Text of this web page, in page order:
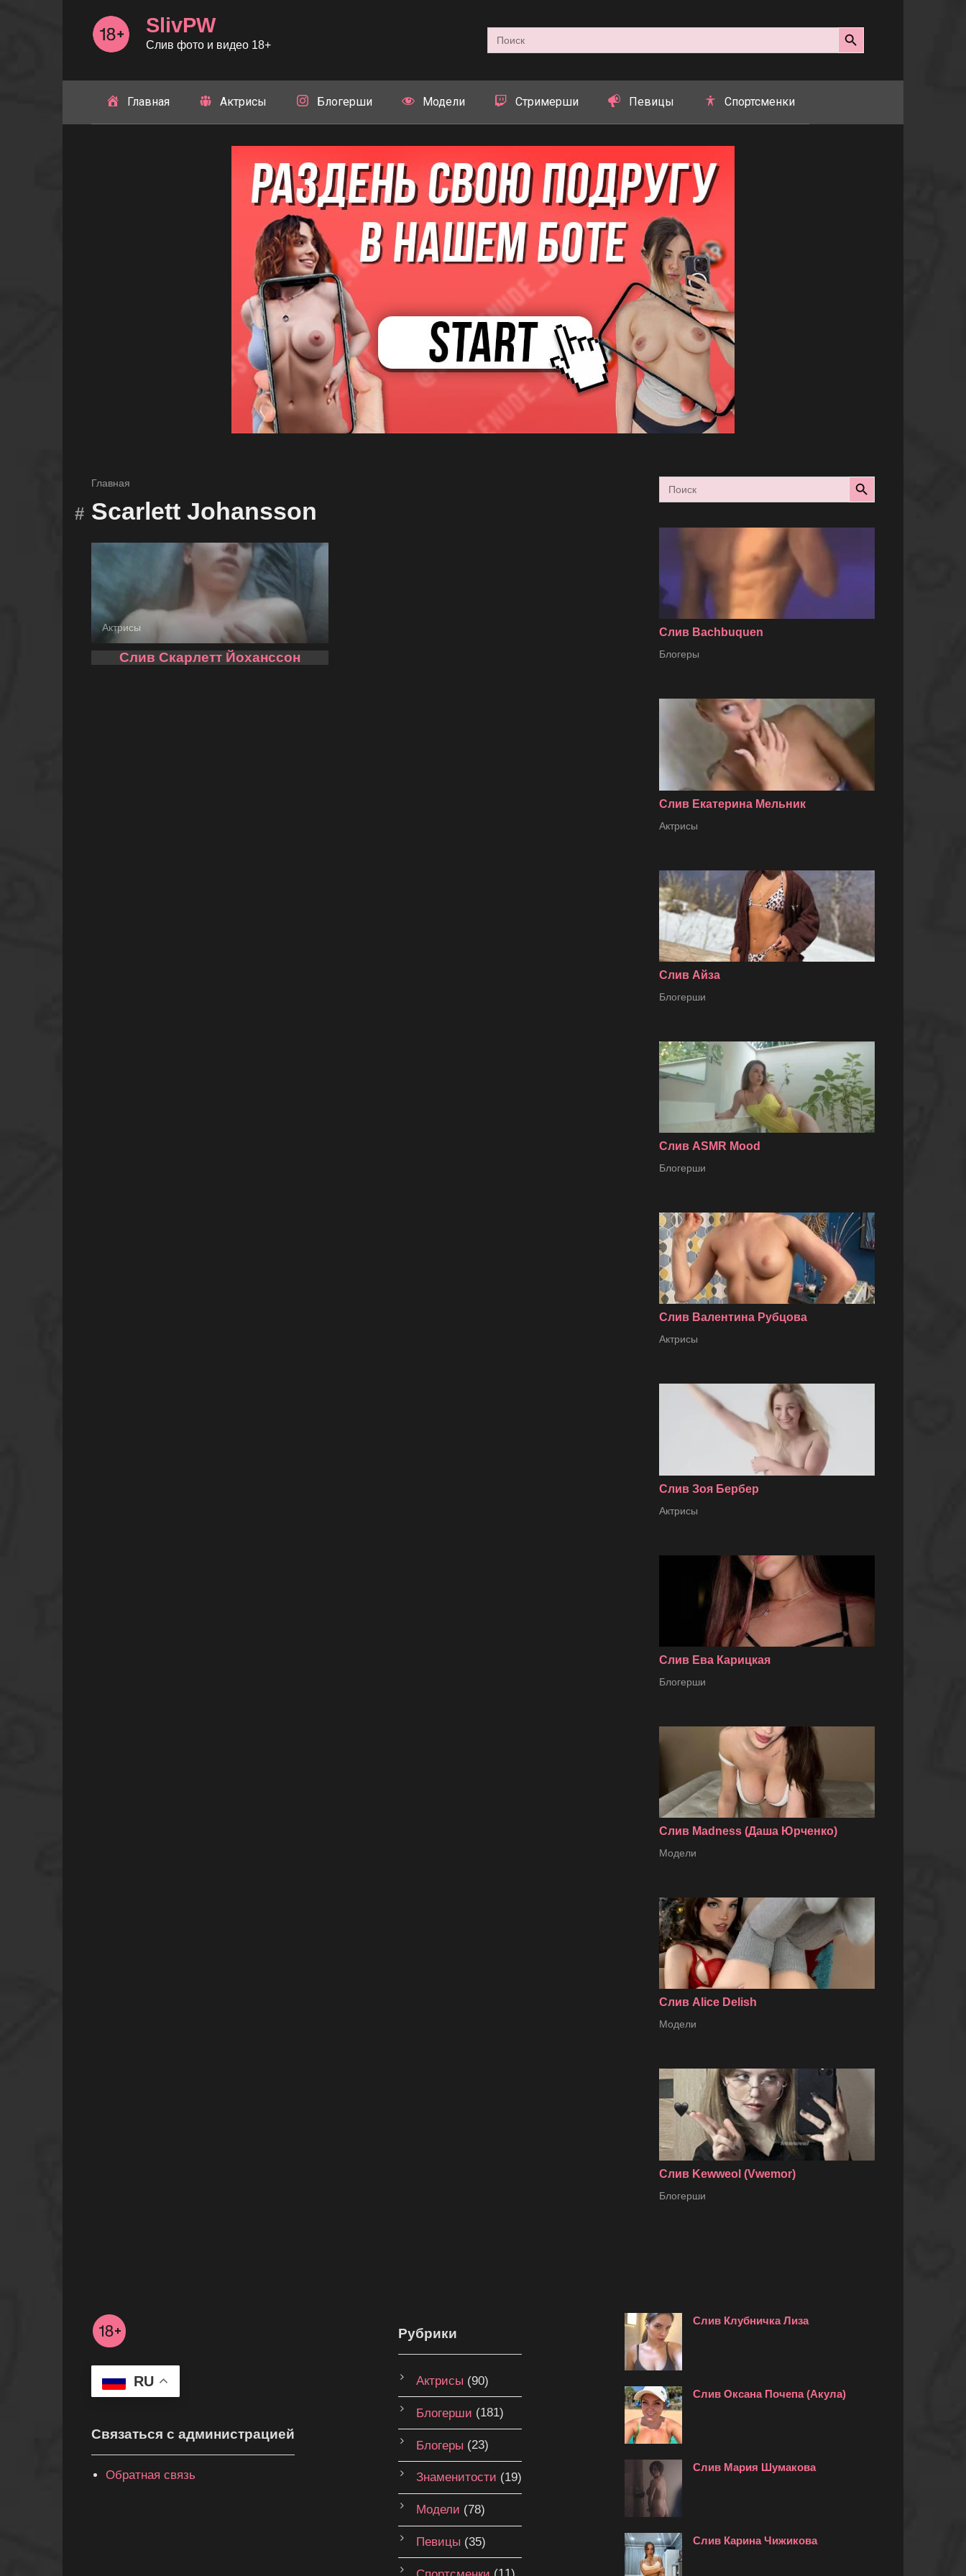
SlivPW
Слив фото и видео 18+
Search
for:
Search Button
Главная Актрисы Блогерши Модели Стримерши Певицы Спортсменки
Главная
Scarlett Johansson
Актрисы
Слив Скарлетт Йоханссон
Search
for:
Search Button
Слив Bachbuquen
Блогеры
Слив Екатерина Мельник
Актрисы
Слив Айза
Блогерши
Слив ASMR Mood
Блогерши
Слив Валентина Рубцова
Актрисы
Слив Зоя Бербер
Актрисы
Слив Ева Карицкая
Блогерши
Слив Madness (Даша Юрченко)
Модели
Слив Alice Delish
Модели
Слив Kewweol (Vwemor)
Блогерши
RU
Связаться с администрацией
Обратная связь
Рубрики
Актрисы (90)
Блогерши (181)
Блогеры (23)
Знаменитости (19)
Модели (78)
Певицы (35)
Слив Клубничка Лиза
Слив Оксана Почепа (Акула)
Слив Мария Шумакова
Слив Карина Чижикова